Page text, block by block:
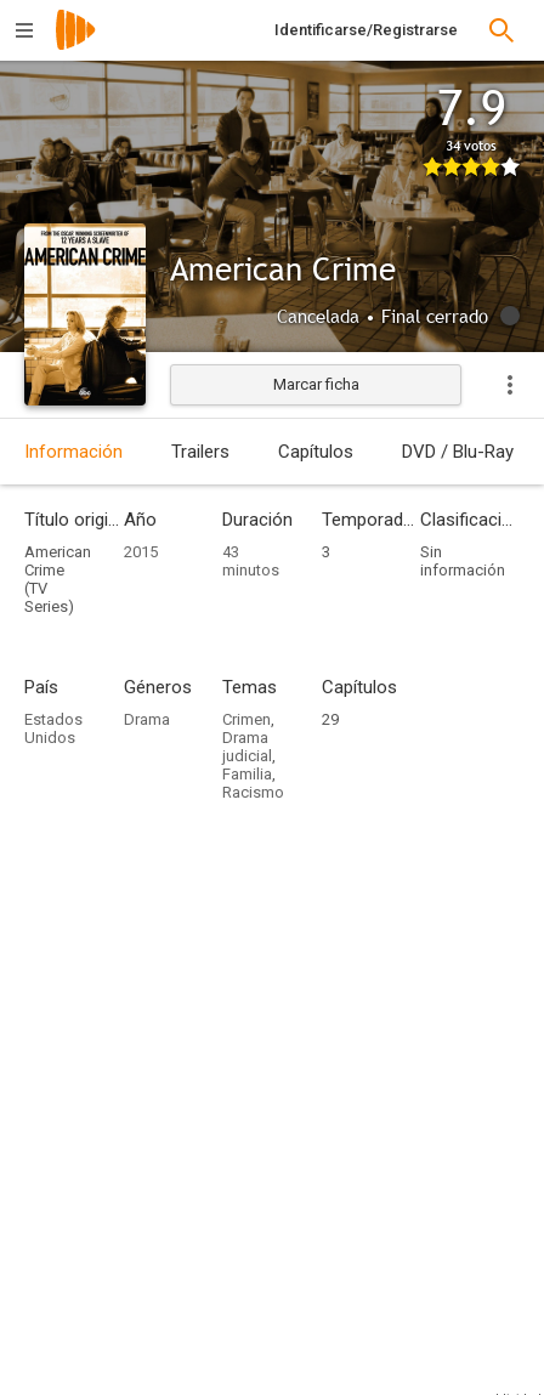
Identificarse/Registrarse
7.9
34 votos
American Crime
Cancelada • Final cerrado
Marcar ficha
Información Trailers Capítulos DVD / Blu-Ray
Título original
American
Crime
(TV
Series)
Año
2015
Duración
43
minutos
Temporadas
3
Clasificación por edades
Sin
información
País
Estados
Unidos
Géneros
Drama
Temas
Crimen,
Drama
judicial,
Familia,
Racismo
Capítulos
29